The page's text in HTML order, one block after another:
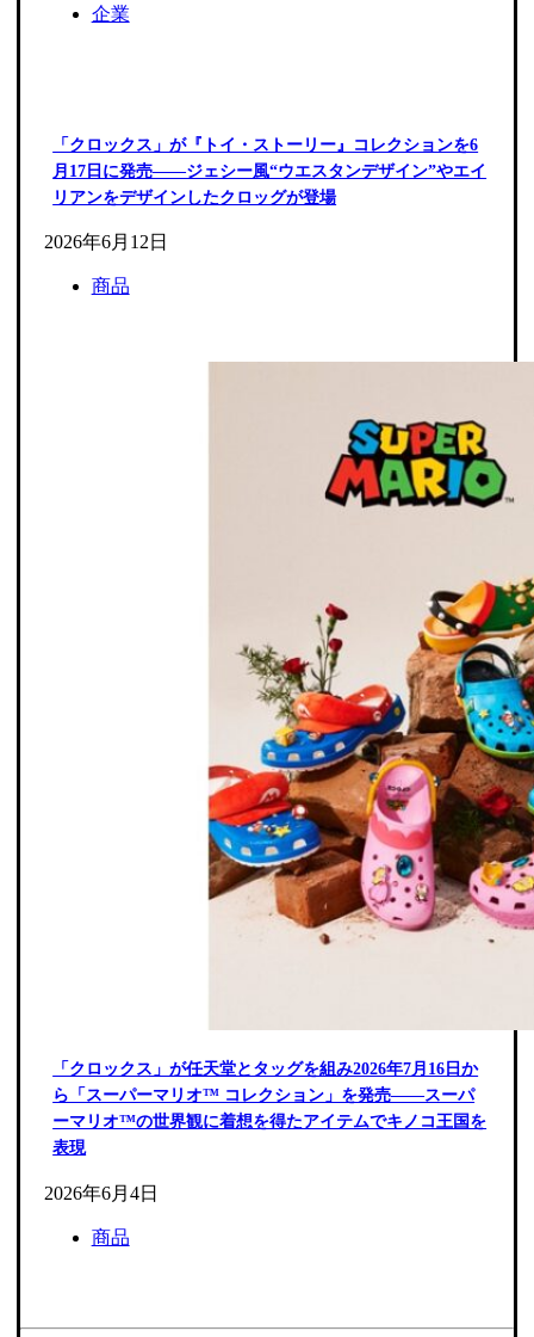
企業
「クロックス」が『トイ・ストーリー』コレクションを6
月17日に発売――ジェシー風“ウエスタンデザイン”やエイ
リアンをデザインしたクロッグが登場
2026年6月12日
商品
「クロックス」が任天堂とタッグを組み2026年7月16日か
ら「スーパーマリオ™ コレクション」を発売――スーパ
ーマリオ™の世界観に着想を得たアイテムでキノコ王国を
表現
2026年6月4日
商品